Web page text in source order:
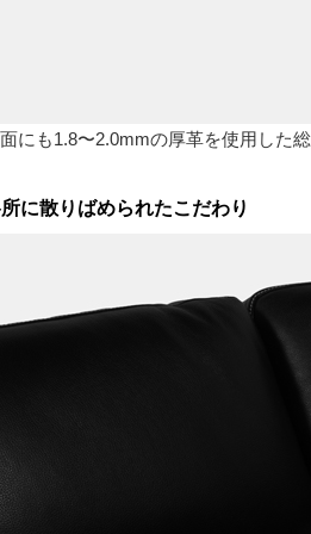
にも1.8〜2.0mmの厚革を使用した
に散りばめられたこだわり